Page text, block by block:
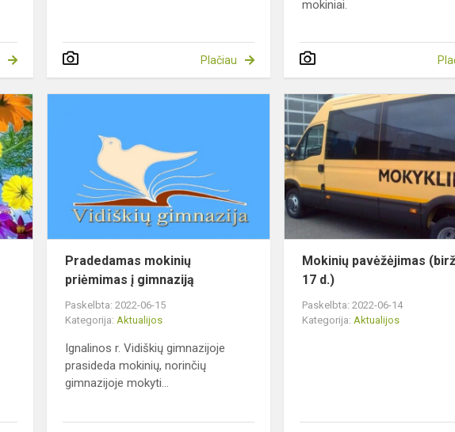
Plačiau
mokiniai.
Baigėsi
30-
ieji
mokslo
metai
Pradedamas
mokinių
priėmimas
gimnaziją
Pradedamas mokinių
priėmimas į gimnaziją
Paskelbta: 2022-06-15
Kategorija:Aktualijos
Ignalinos r. Vidiškių gimnazijoje
prasideda mokinių, norinčių
gimnazijoje mokyti...
Mokinių pavėžėjimas
17 d.)
Paskelbta: 2022-06-14
Kategorija:Aktualijos